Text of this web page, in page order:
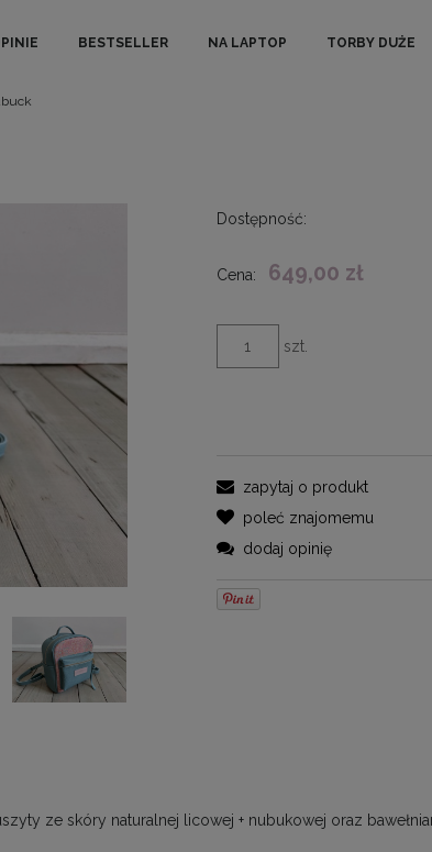
BESTSELLER NA LAPTOP TORBY DUŻE
Dostępność:
Cena: 649,00 zł
szt.
zapytaj o produkt
poleć znajomemu
dodaj opinię
ze skóry naturalnej licowej + nubukowej oraz